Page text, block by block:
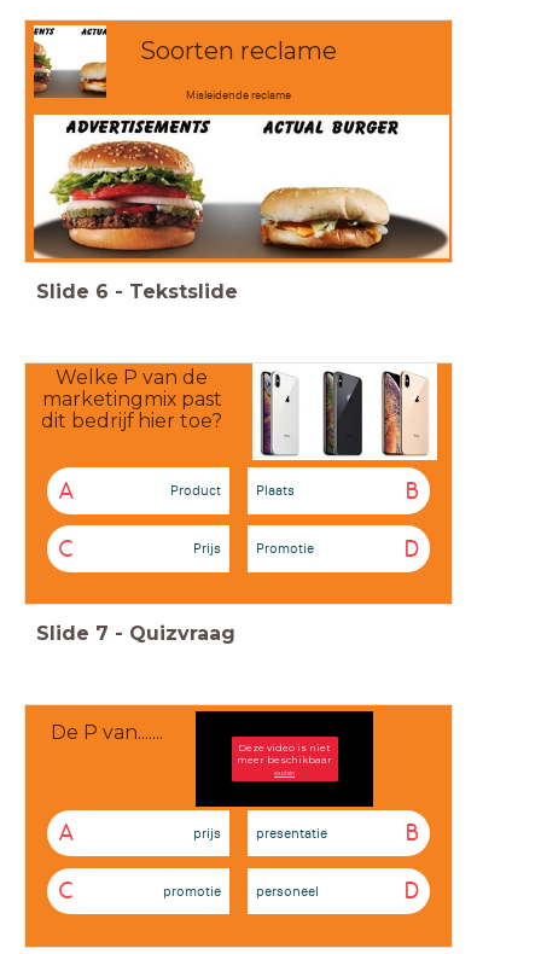
Soorten reclame
Misleidende reclame
Slide 6 - Tekstslide
Welke P van de
marketingmix past
dit bedrijf hier toe?
A Product B
Plaats
C Prijs D
Promotie
Slide 7 - Quizvraag
De P van.......
Deze video is niet
meer beschikbaar
explain
A prijs B
presentatie
C promotie D
personeel